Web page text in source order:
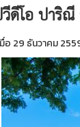
ดีโอ ปาริ
อ 29 ธันวาคม